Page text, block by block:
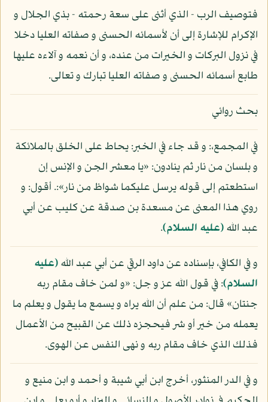
فتوصيف الرب - الذي أثنى على سعة رحمته - بذي الجلال و
الإكرام للإشارة إلى أن لأسمائه الحسنى و صفاته العليا دخلا
في نزول البركات و الخيرات من عنده، و أن نعمه و آلاءه عليها
طابع أسمائه الحسنى و صفاته العليا تبارك و تعالى.
بحث روائي
في المجمع،: و قد جاء في الخبر: يحاط على الخلق بالملائكة
و بلسان من نار ثم ينادون: «يا معشر الجن و الإنس إن
استطعتم إلى قوله يرسل عليكما شواظ من نار»:. أقول: و
روي هذا المعنى عن مسعدة بن صدقة عن كليب عن أبي
عبد الله(عليه السلام).
و في الكافي، بإسناده عن داود الرقي عن أبي عبد الله(عليه
السلام): في قول الله عز و جل: «و لمن خاف مقام ربه
جنتان» قال: من علم أن الله يراه و يسمع ما يقول و يعلم ما
يعمله من خير أو شر فيحجزه ذلك عن القبيح من الأعمال
فذلك الذي خاف مقام ربه و نهى النفس عن الهوى.
و في الدر المنثور، أخرج ابن أبي شيبة و أحمد و ابن منيع و